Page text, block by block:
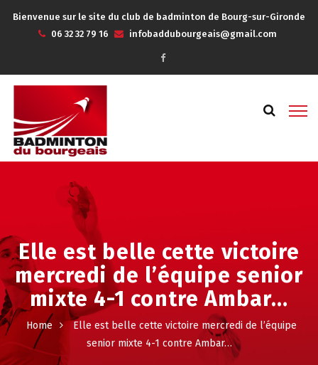
Bienvenue sur le site du club de badminton de Bourg-sur-Gironde
06 32 32 79 16
infobaddubourgeais@gmail.com
Elle est belle cette victoire
mercredi de l’équipe senior
mixte 4-1 contre Ambar…
Home
Elle est belle cette victoire mercredi de l’équipe
senior mixte 4-1 contre Ambar…